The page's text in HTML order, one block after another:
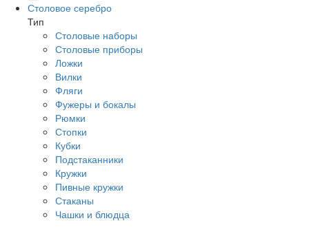
Столовое серебро
Тип
Столовые наборы
Столовые приборы
Ложки
Вилки
Фляги
Фужеры и бокалы
Рюмки
Стопки
Кубки
Подстаканники
Кружки
Пивные кружки
Стаканы
Чашки и блюдца